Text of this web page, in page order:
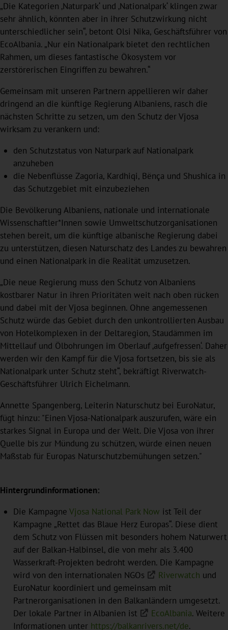
„Die Kategorien ‚Naturpark‘ und ‚Nationalpark‘ klingen zwar
sehr ähnlich, könnten aber in ihrer Schutzwirkung nicht
unterschiedlicher sein“, betont Olsi Nika, Geschäftsführer von
EcoAlbania. „Nur ein Nationalpark bietet den rechtlichen
Rahmen, um dieses fantastische Ökosystem vor
zerstörerischen Eingriffen zu bewahren.“
Gemeinsam mit unseren Partnern appellieren wir daher
dringend an die künftige Regierung Albaniens, rasch die
nächsten Schritte zu setzen, um den Schutz der Vjosa
wirksam zu verankern und:
den Schutzstatus von Naturpark auf Nationalpark
anzuheben
die Nebenflüsse Zagoria, Kardhiqi, Bënça und Shushica in
das Schutzgebiet mit einzubeziehen
Die Bevölkerung Albaniens, nationale und internationale
Wissenschaftler*Innen sowie Umweltschutzorganisationen
stehen bereit, um die künftige albanische Regierung dabei
zu unterstützen, diesen Naturschatz des Landes zu bewahren
und einen Nationalpark in die Realität umzusetzen.
„Die neue Regierung muss den Schutz von Albaniens
kostbarer Natur in ihren Prioritäten weit nach oben rücken
und dabei mit der Vjosa beginnen. Ohne angemessenen
Schutz würde das Gebiet durch den unkontrollierten Ausbau
von Hotelkomplexen in der Deltaregion, Staudämmen im
Mittellauf und Ölbohrungen im Oberlauf ‚aufgefressen‘. Daher
werden wir den Kampf für die Vjosa fortsetzen, bis sie als
Nationalpark unter Schutz steht“, bekräftigt Riverwatch-
Geschäftsführer Ulrich Eichelmann.
Annette Spangenberg, Leiterin Naturschutz bei EuroNatur,
fügt hinzu: "Einen Vjosa-Nationalpark auszurufen, wäre ein
starkes Signal in Europa und der Welt. Die Vjosa von ihrer
Quelle bis zur Mündung zu schützen, würde einen neuen
Maßstab für Europas Naturschutzbemühungen setzen."
Hintergrundinformationen:
Die Kampagne Vjosa National Park Now ist Teil der
Kampagne „Rettet das Blaue Herz Europas“. Diese dient
dem Schutz von Flüssen mit besonders hohem Naturwert
auf der Balkan-Halbinsel, die von mehr als 3.400
Wasserkraft-Projekten bedroht werden. Die Kampagne
wird von den internationalen NGOs
Riverwatch und
EuroNatur koordiniert und gemeinsam mit
Partnerorganisationen in den Balkanländern umgesetzt.
Der lokale Partner in Albanien ist
EcoAlbania. Weitere
Informationen unter https://balkanrivers.net/de.